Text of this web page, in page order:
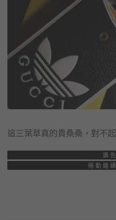
這三葉草真的貴桑桑，對不
廣告
捲動繼